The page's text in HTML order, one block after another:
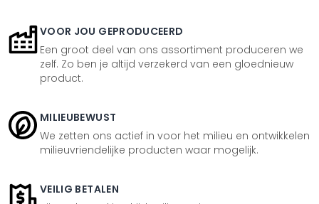
VOOR JOU GEPRODUCEERD
Een groot deel van ons assortiment produceren we
zelf. Zo ben je altijd verzekerd van een gloednieuw
product.
MILIEUBEWUST
We zetten ons actief in voor het milieu en ontwikkelen
milieuvriendelijke producten waar mogelijk.
VEILIG BETALEN